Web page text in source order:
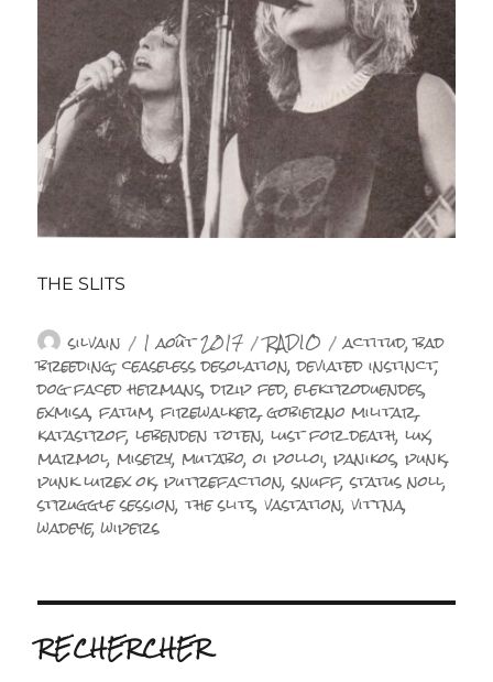
THE SLITS
Auteur
silvain Publié
le
1 août 2017 Catégories
RADIO Étiquettes
actitud,bad
breeding,ceaseless desolation,deviated instinct,
dog faced hermans,drip fed,elektroduendes,
exmisa,fatum,firewalker,gobierno militar,
katastrof,lebenden toten,lust for death,lux,
marmol,misery,mutabo,oi polloi,panikos,punk,
punk lurex ok,putrefaction,snuff,status noll,
struggle session,the slits,vastation,vittna,
wadeye,wipers
RECHERCHER